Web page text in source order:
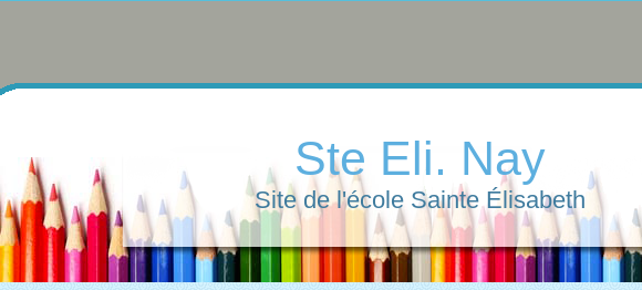
Ste Eli. Nay
Site de l'école Sainte Élisabeth